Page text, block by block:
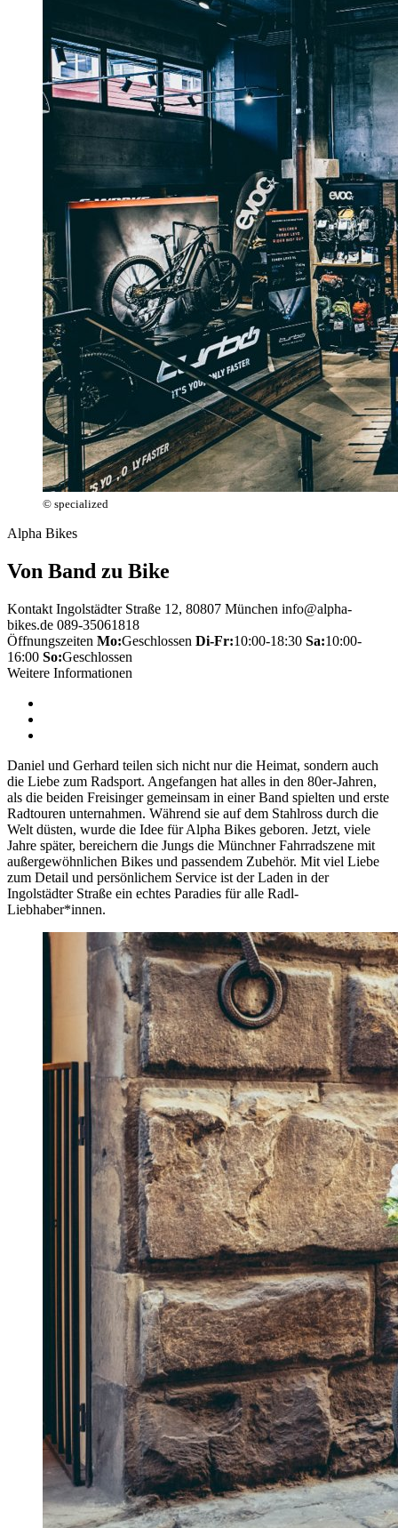
© specialized
Alpha Bikes
Von Band zu Bike
Kontakt Ingolstädter Straße 12, 80807 München info@alpha-
bikes.de 089-35061818
Öffnungszeiten Mo:Geschlossen Di-Fr:10:00-18:30 Sa:10:00-
16:00 So:Geschlossen
Weitere Informationen
Daniel und Gerhard teilen sich nicht nur die Heimat, sondern auch
die Liebe zum Radsport. Angefangen hat alles in den 80er-Jahren,
als die beiden Freisinger gemeinsam in einer Band spielten und erste
Radtouren unternahmen. Während sie auf dem Stahlross durch die
Welt düsten, wurde die Idee für Alpha Bikes geboren. Jetzt, viele
Jahre später, bereichern die Jungs die Münchner Fahrradszene mit
außergewöhnlichen Bikes und passendem Zubehör. Mit viel Liebe
zum Detail und persönlichem Service ist der Laden in der
Ingolstädter Straße ein echtes Paradies für alle Radl-
Liebhaber*innen.